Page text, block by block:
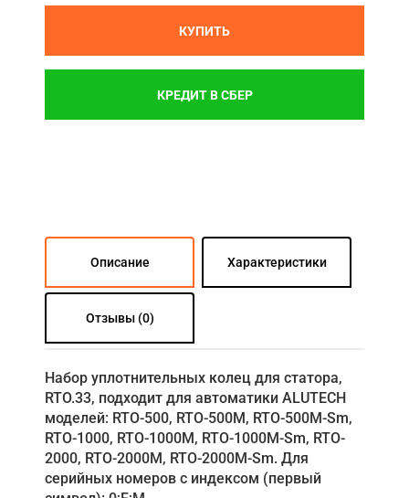
КУПИТЬ
КРЕДИТ В СБЕР
Описание Характеристики
Отзывы (0)
Набор уплотнительных колец для статора,
RTO.33, подходит для автоматики ALUTECH
моделей: RTO-500, RTO-500M, RTO-500M-Sm,
RTO-1000, RTO-1000M, RTO-1000M-Sm, RTO-
2000, RTO-2000M, RTO-2000M-Sm. Для
серийных номеров с индексом (первый